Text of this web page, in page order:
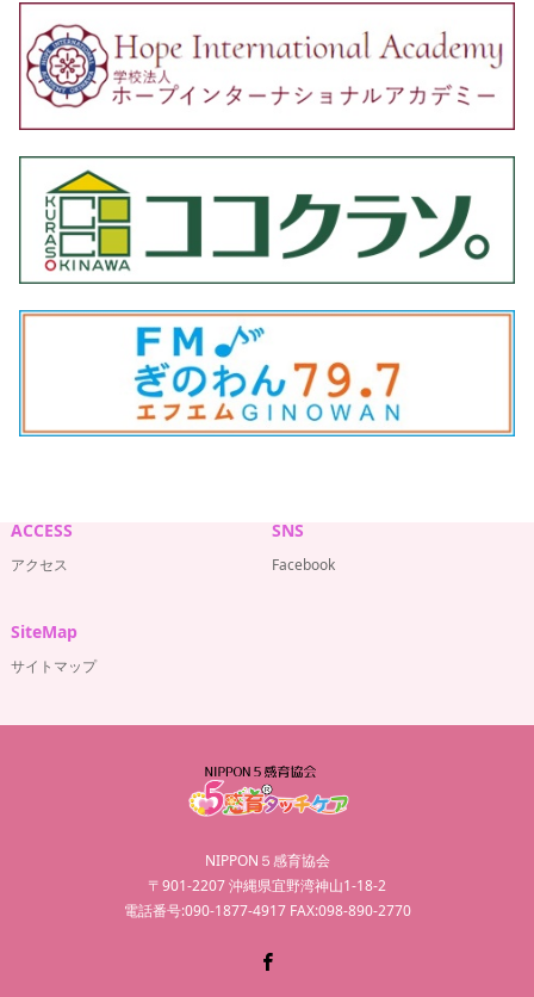
ACCESS
アクセス
SNS
Facebook
SiteMap
サイトマップ
NIPPON５感育協会
〒901-2207 沖縄県宜野湾神山1-18-2
電話番号:090-1877-4917 FAX:098-890-2770